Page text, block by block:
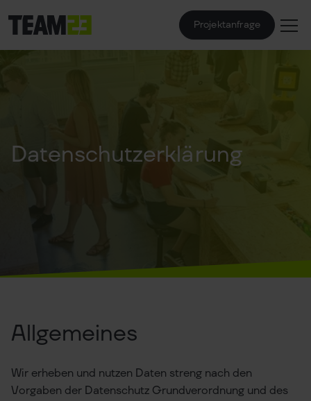
Projektanfrage
Datenschutzerklärung
Allgemeines
Wir erheben und nutzen Daten streng nach den
Vorgaben der Datenschutz Grundverordnung und des